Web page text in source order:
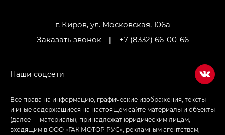
Джи Ти — GT, Джи Икс — GX,
LOUNGE
Джи Эс — GS, Джи Эль с элементы экстерьера
г. Киров, ул. Московская, 106а
Заказать звонок
| +7 (8332) 66-00-66
Все права на информацию, графические изображения, тексты
и иные содержащиеся на настоящем сайте материалы и объекты
(далее — материалы), принадлежат юридическим лицам,
входящим в ООО «ГАК МОТОР РУС», рекламным агентствам,